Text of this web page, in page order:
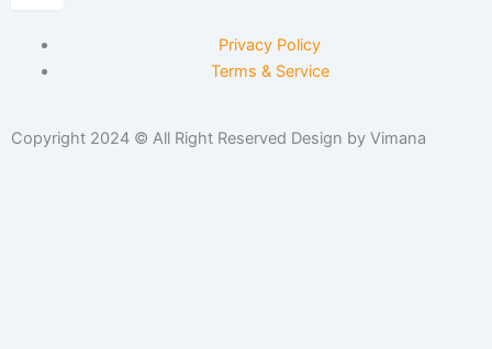
Privacy Policy
Terms & Service
Copyright 2024 © All Right Reserved Design by Vimana